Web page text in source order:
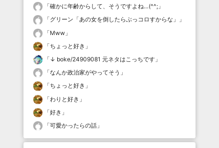
「確かに年齢からして、そうですよね…(^^; 」
「グリーン「あの女を倒したらぶっコロすからな」
」
「Mww 」
「ちょっと好き 」
「 ↓ boke/24909081 元ネタはこっちです 」
「なんか政治家がやってそう 」
「ちょっと好き 」
「わりと好き 」
「好き 」
「可愛かったらの話 」